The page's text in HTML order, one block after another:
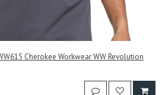
Cherokee Workwear WW Revolution